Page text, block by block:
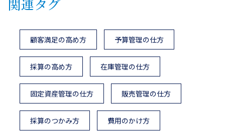
関連タグ
顧客満足の高め方 予算管理の仕方
採算の高め方 在庫管理の仕方
固定資産管理の仕方 販売管理の仕方
採算のつかみ方 費用のかけ方